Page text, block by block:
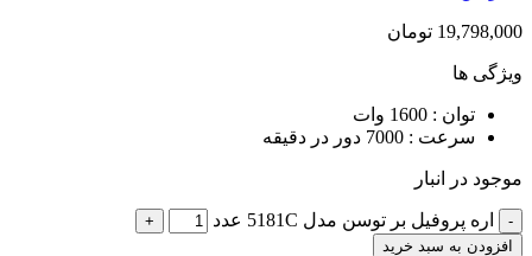
19,798,000 تومان
ویژگی ها
توان : 1600 وات
سرعت : 7000 دور در دقیقه
موجود در انبار
اره پروفیل بر توسن مدل 5181C عدد
افزودن به سبد خرید